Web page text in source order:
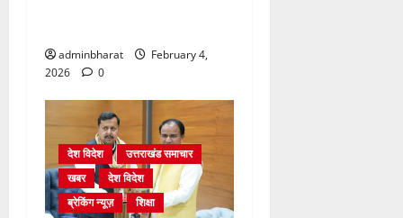
adminbharat
February 4,
2026
0
देश विदेश
उत्तराखंड समाचार
खबर
देश विदेश
ब्रेकिंग न्यूज़
शिक्षा